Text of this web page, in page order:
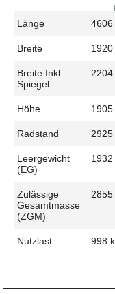
Länge 4606
Breite 1920
Breite Inkl.
Spiegel
2204
Höhe 1905
Radstand 2925
Leergewicht
(EG)
1932
Zulässige
Gesamtmasse
(zGM)
2855
Nutzlast 998